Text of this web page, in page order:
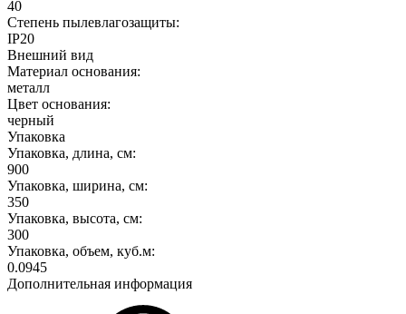
40
Степень пылевлагозащиты:
IP20
Внешний вид
Материал основания:
металл
Цвет основания:
черный
Упаковка
Упаковка, длина, см:
900
Упаковка, ширина, см:
350
Упаковка, высота, см:
300
Упаковка, объем, куб.м:
0.0945
Дополнительная информация